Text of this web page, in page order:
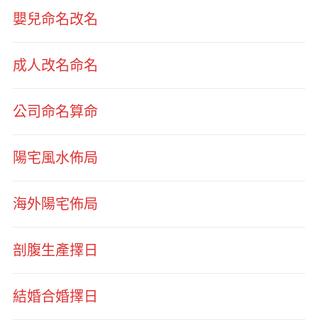
嬰兒命名改名
成人改名命名
公司命名算命
陽宅風水佈局
海外陽宅佈局
剖腹生產擇日
結婚合婚擇日